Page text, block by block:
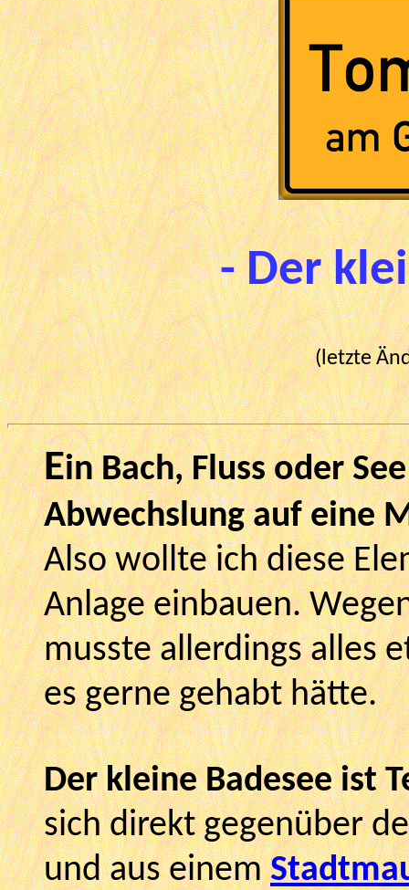
- Der
(letzte
Ein Bach, Fluss oder
Abwechslung auf eine
Also wollte ich diese
Anlage einbauen.
musste allerdings alles
es gerne gehabt hätte.
Der kleine Badesee ist
sich direkt gegenüber
und aus einem